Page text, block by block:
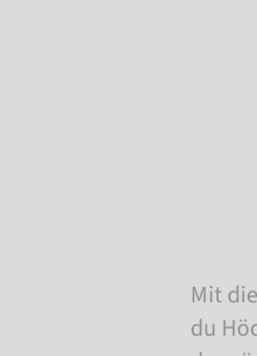
Mit
du